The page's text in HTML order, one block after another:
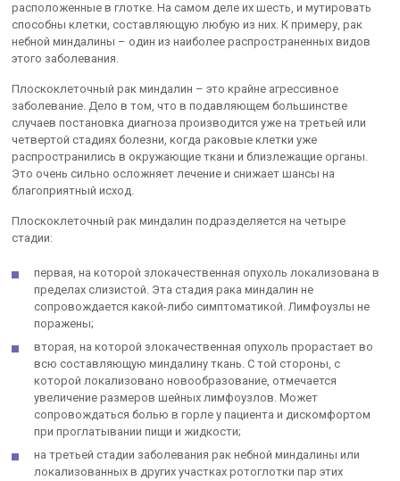
расположенные в глотке. На самом деле их шесть, и мутировать
способны клетки, составляющую любую из них. К примеру, рак
небной миндалины – один из наиболее распространенных видов
этого заболевания.
Плоскоклеточный рак миндалин – это крайне агрессивное
заболевание. Дело в том, что в подавляющем большинстве
случаев постановка диагноза производится уже на третьей или
четвертой стадиях болезни, когда раковые клетки уже
распространились в окружающие ткани и близлежащие органы.
Это очень сильно осложняет лечение и снижает шансы на
благоприятный исход.
Плоскоклеточный рак миндалин подразделяется на четыре
стадии:
первая, на которой злокачественная опухоль локализована в
пределах слизистой. Эта стадия рака миндалин не
сопровождается какой-либо симптоматикой. Лимфоузлы не
поражены;
вторая, на которой злокачественная опухоль прорастает во
всю составляющую миндалину ткань. С той стороны, с
которой локализовано новообразование, отмечается
увеличение размеров шейных лимфоузлов. Может
сопровождаться болью в горле у пациента и дискомфортом
при проглатывании пищи и жидкости;
на третьей стадии заболевания рак небной миндалины или
локализованных в других участках ротоглотки пар этих